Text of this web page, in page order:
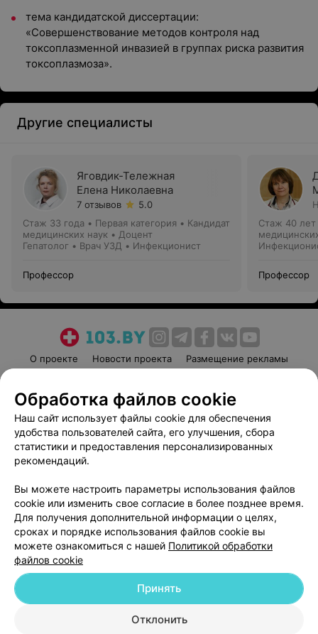
тема кандидатской диссертации:
«Совершенствование методов контроля над
токсоплазменной инвазией в группах риска развития
токсоплазмоза».
Другие специалисты
Яговдик-Тележная
Елена Николаевна
7 отзывов
5.0
Стаж 33 года • Первая категория • Кандидат
медицинских наук • Доцент
Гепатолог • Врач УЗД • Инфекционист
Профессор
Стаж 40 лет
Профессор
О проекте Новости проекта
Размещение рекламы
Пользовательское соглашение
Способы оплаты
Вакансии
Партнеры
Написать руководителю 103.by
Обработка персональных данных
© 2026 ООО «Артокс Лаб», УНП 191700409
| 220012, Республика Беларусь,
Обработка файлов cookie
Наш сайт использует файлы cookie для обеспечения
удобства пользователей сайта, его улучшения, сбора
статистики и предоставления персонализированных
рекомендаций.
Вы можете настроить параметры использования файлов
cookie или изменить свое согласие в более позднее время.
Для получения дополнительной информации о целях,
сроках и порядке использования файлов cookie вы
можете ознакомиться с нашей Политикой обработки
файлов cookie
Отклонить
Принять